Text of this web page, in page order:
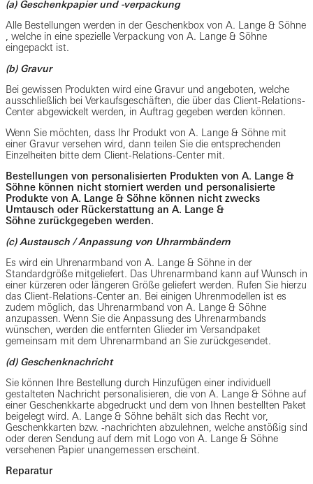
(a) Geschenkpapier und -verpackung
Alle Bestellungen werden in der Geschenkbox von A. Lange & Söhne
, welche in eine spezielle Verpackung von A. Lange & Söhne
eingepackt ist.
(b) Gravur
Bei gewissen Produkten wird eine Gravur und angeboten, welche
ausschließlich bei Verkaufsgeschäften, die über das Client-Relations-
Center abgewickelt werden, in Auftrag gegeben werden können.
Wenn Sie möchten, dass Ihr Produkt von A. Lange & Söhne mit
einer Gravur versehen wird, dann teilen Sie die entsprechenden
Einzelheiten bitte dem Client-Relations-Center mit.
Bestellungen von personalisierten Produkten von A. Lange &
Söhne können nicht storniert werden und personalisierte
Produkte von A. Lange & Söhne können nicht zwecks
Umtausch oder Rückerstattung an A. Lange &
Söhne zurückgegeben werden.
(c) Austausch / Anpassung von Uhrarmbändern
Es wird ein Uhrenarmband von A. Lange & Söhne in der
Standardgröße mitgeliefert. Das Uhrenarmband kann auf Wunsch in
einer kürzeren oder längeren Größe geliefert werden. Rufen Sie hierzu
das Client-Relations-Center an. Bei einigen Uhrenmodellen ist es
zudem möglich, das Uhrenarmband von A. Lange & Söhne
anzupassen. Wenn Sie die Anpassung des Uhrenarmbands
wünschen, werden die entfernten Glieder im Versandpaket
gemeinsam mit dem Uhrenarmband an Sie zurückgesendet.
(d) Geschenknachricht
Sie können Ihre Bestellung durch Hinzufügen einer individuell
gestalteten Nachricht personalisieren, die von A. Lange & Söhne auf
einer Geschenkkarte abgedruckt und dem von Ihnen bestellten Paket
beigelegt wird. A. Lange & Söhne behält sich das Recht vor,
Geschenkkarten bzw. -nachrichten abzulehnen, welche anstößig sind
oder deren Sendung auf dem mit Logo von A. Lange & Söhne
versehenen Papier unangemessen erscheint.
Reparatur